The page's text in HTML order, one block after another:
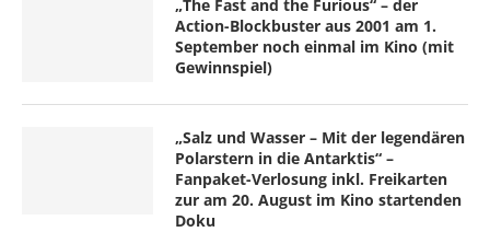
„The Fast and the Furious“ – der
Action-Blockbuster aus 2001 am 1.
September noch einmal im Kino (mit
Gewinnspiel)
„Salz und Wasser – Mit der legendären
Polarstern in die Antarktis“ –
Fanpaket-Verlosung inkl. Freikarten
zur am 20. August im Kino startenden
Doku